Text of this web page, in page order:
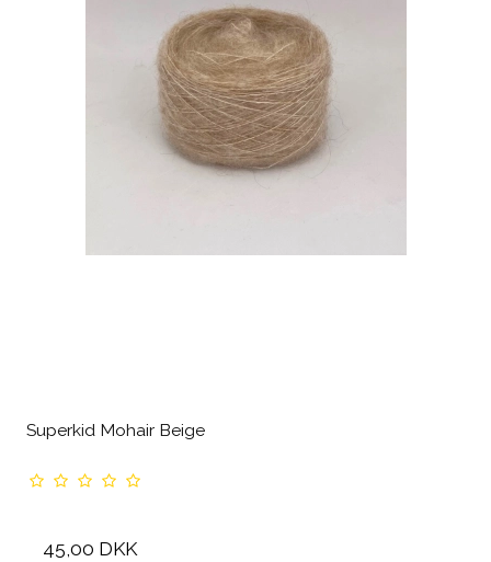
Superkid Mohair Beige
45,00 DKK